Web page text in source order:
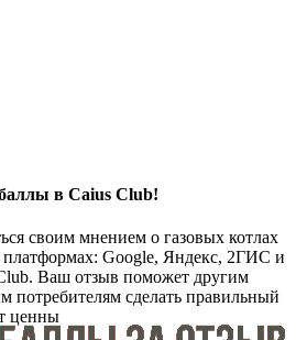
в Caius Club!
своим мнением о газовых котлах
платформах: Google, Яндекс, 2ГИС и
Ваш отзыв поможет другим
потребителям сделать правильный
ценны